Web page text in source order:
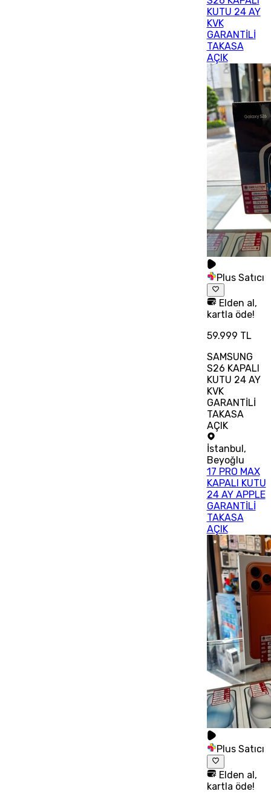
KUTU 24 AY
KVK
GARANTİLİ
TAKASA
AÇIK
Plus Satıcı
Elden al,
kartla öde!
59.999 TL
SAMSUNG
S26 KAPALI
KUTU 24 AY
KVK
GARANTİLİ
TAKASA
AÇIK
İstanbul ,
Beyoğlu
17 PRO MAX
KAPALI KUTU
24 AY APPLE
GARANTİLİ
TAKASA
AÇIK
Plus Satıcı
Elden al,
kartla öde!